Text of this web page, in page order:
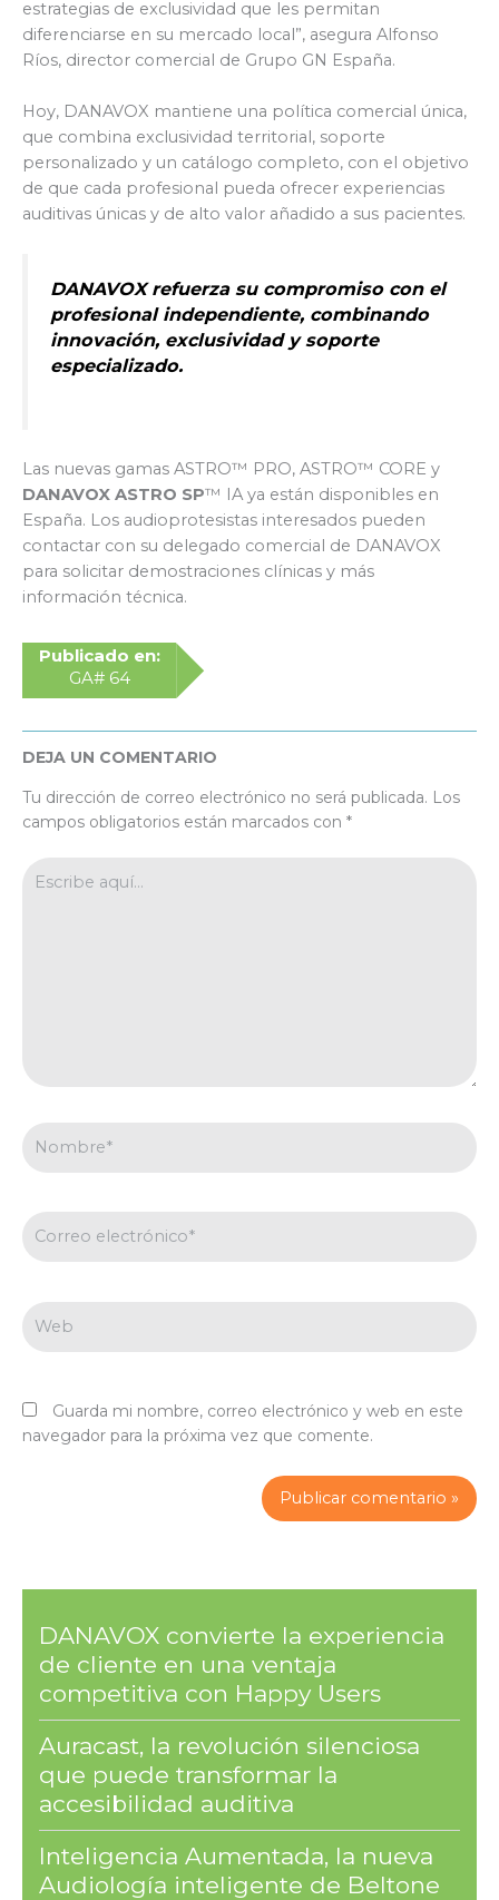
estrategias de exclusividad que les permitan
diferenciarse en su mercado local”, asegura Alfonso
Ríos, director comercial de Grupo GN España.
Hoy, DANAVOX mantiene una política comercial única,
que combina exclusividad territorial, soporte
personalizado y un catálogo completo, con el objetivo
de que cada profesional pueda ofrecer experiencias
auditivas únicas y de alto valor añadido a sus pacientes.
DANAVOX refuerza su compromiso con el
profesional independiente, combinando
innovación, exclusividad y soporte
especializado.
Las nuevas gamas ASTRO™ PRO, ASTRO™ CORE y
DANAVOX ASTRO SP™ IA ya están disponibles en
España. Los audioprotesistas interesados pueden
contactar con su delegado comercial de DANAVOX
para solicitar demostraciones clínicas y más
información técnica.
Publicado en:
GA# 64
DEJA UN COMENTARIO
Tu dirección de correo electrónico no será publicada. Los
campos obligatorios están marcados con *
aquí...
electrónico*
Guarda mi nombre, correo electrónico y web en este
navegador para la próxima vez que comente.
DANAVOX convierte la experiencia
de cliente en una ventaja
competitiva con Happy Users
Auracast, la revolución silenciosa
que puede transformar la
accesibilidad auditiva
Inteligencia Aumentada, la nueva
Audiología inteligente de Beltone